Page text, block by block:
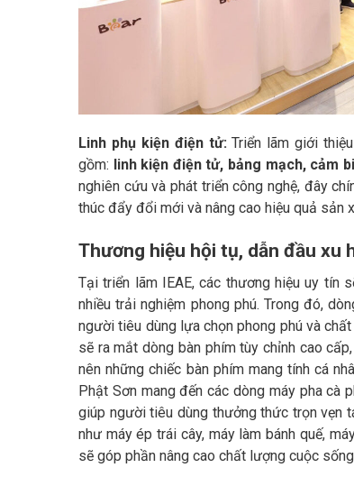
Linh phụ kiện điện tử: Triển lãm giới
gồm: linh kiện điện tử, bảng mạch, cảm
nghiên cứu và phát triển công nghệ, đây
thúc đẩy đổi mới và nâng cao hiệu quả sản
Thương hiệu hội tụ, dẫn đầu xu
Tại triển lãm IEAE, các thương hiệu uy tín
nhiều trải nghiệm phong phú. Trong đó,
người tiêu dùng lựa chọn phong phú và
sẽ ra mắt dòng bàn phím tùy chỉnh cao
nên những chiếc bàn phím mang tính cá
Phật Sơn mang đến các dòng máy pha cà
giúp người tiêu dùng thưởng thức trọn vẹn
như máy ép trái cây, máy làm bánh quế,
sẽ góp phần nâng cao chất lượng cuộc